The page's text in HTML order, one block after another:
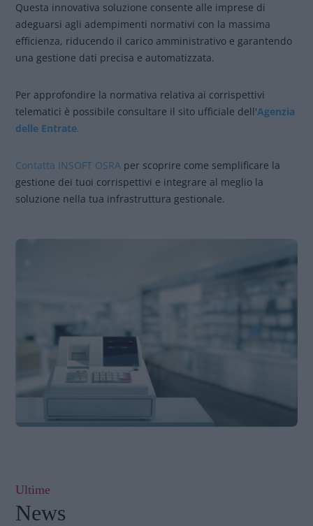
Questa innovativa soluzione consente alle imprese di
adeguarsi agli adempimenti normativi con la massima
efficienza, riducendo il carico amministrativo e garantendo
una gestione dati precisa e automatizzata.
Per approfondire la normativa relativa ai corrispettivi
telematici è possibile consultare il sito ufficiale dell'Agenzia
delle Entrate.
Contatta INSOFT OSRA per scoprire come semplificare la
gestione dei tuoi corrispettivi e integrare al meglio la
soluzione nella tua infrastruttura gestionale.
Ultime
News